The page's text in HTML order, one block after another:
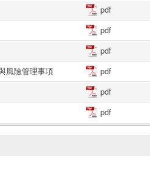
pdf
pdf
pdf
風險管理事項
pdf
pdf
pdf